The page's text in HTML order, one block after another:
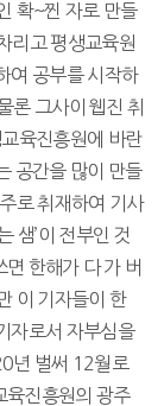
확~찐 자로 만들
리고 평생교육원
여 공부를 시작하
론 그사이 웹진 취
육진흥원에 바란
공간을 많이 만들
로 취재하여 기사
샘’이 전부인 것
한해가 다 가 버
이 기자들이 한
자로서 자부심을
년 벌써 12월로
육진흥원의 광주